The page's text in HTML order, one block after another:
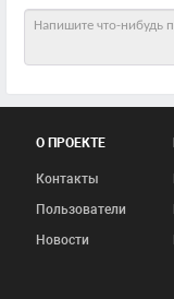
О ПРОЕКТЕ
Контакты
Пользователи
Новости